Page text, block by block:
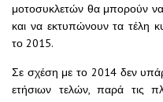
μοτοσυκλετών θα μπορούν να
και να εκτυπώνουν τα τέλη
το 2015.
Σε σχέση με το 2014 δεν
ετήσιων τελών, παρά τις